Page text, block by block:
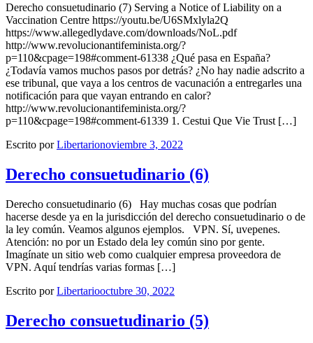
Derecho consuetudinario (7) Serving a Notice of Liability on a
Vaccination Centre https://youtu.be/U6SMxlyla2Q
https://www.allegedlydave.com/downloads/NoL.pdf
http://www.revolucionantifeminista.org/?
p=110&cpage=198#comment-61338 ¿Qué pasa en España?
¿Todavía vamos muchos pasos por detrás? ¿No hay nadie adscrito a
ese tribunal, que vaya a los centros de vacunación a entregarles una
notificación para que vayan entrando en calor?
http://www.revolucionantifeminista.org/?
p=110&cpage=198#comment-61339 1. Cestui Que Vie Trust […]
Escrito porLibertarionoviembre 3, 2022
Derecho consuetudinario (6)
Derecho consuetudinario (6) Hay muchas cosas que podrían
hacerse desde ya en la jurisdicción del derecho consuetudinario o de
la ley común. Veamos algunos ejemplos. VPN. Sí, uvepenes.
Atención: no por un Estado dela ley común sino por gente.
Imagínate un sitio web como cualquier empresa proveedora de
VPN. Aquí tendrías varias formas […]
Escrito porLibertariooctubre 30, 2022
Derecho consuetudinario (5)